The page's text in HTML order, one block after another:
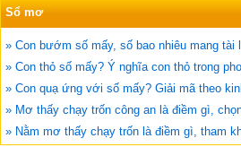
Sổ mơ
» Con bướm số mấy, số bao nhiêu mang tài
» Con thỏ số mấy? Ý nghĩa con thỏ trong
» Con quạ ứng với số mấy? Giải mã theo
» Mơ thấy chạy trốn công an là điềm gì,
» Nằm mơ thấy chạy trốn là điềm gì, tham